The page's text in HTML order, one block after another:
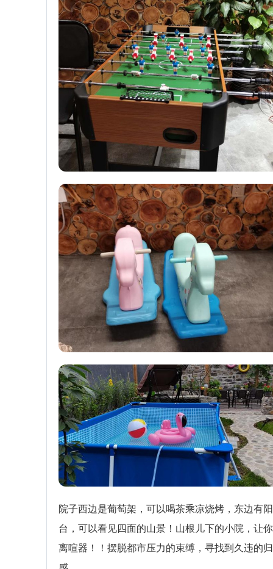
院子西边是葡萄架，可以喝茶乘凉烧烤，东边有阳
台，可以看见四面的山景！山根儿下的小院，让
离喧器！！摆脱都市压力的束缚，寻找到久违的